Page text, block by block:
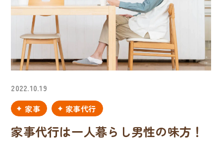
2022.10.19
家事
家事代行
家事代行は一人暮らし男性の味方！